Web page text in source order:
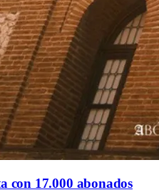
con 17.000 abonados